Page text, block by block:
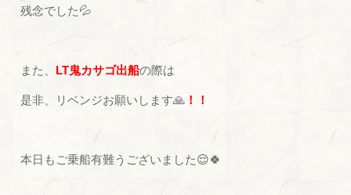
残念でした💦
また、 LT鬼カサゴ出船の際は
是非、リベンジお願いします🙏 ！！
本日もご乗船有難うございました😌🍀